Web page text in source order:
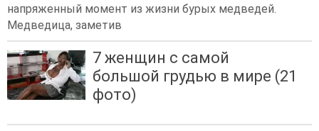
напряженный момент из жизни бурых медведей.
Медведица, заметив
7 женщин с самой
большой грудью в мире (21
фото)